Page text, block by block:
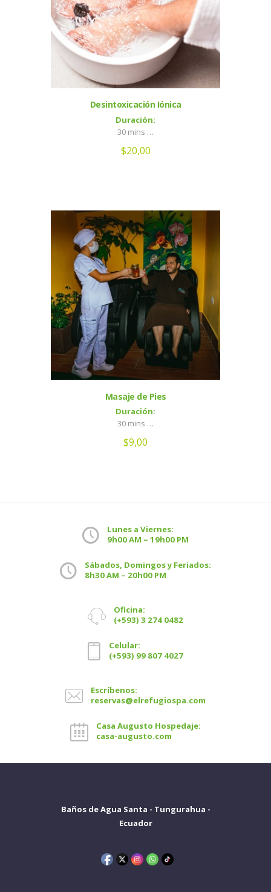
Desintoxicación Iónica
Duración:
30 mins …
$20,00
Masaje de Pies
Duración:
30 mins …
$9,00
Lunes a Viernes:
9h00 AM – 19h00 PM
Sábados, Domingos y Feriados:
8h30 AM – 20h00 PM
Oficina:
(+593) 3 274 0482
Celular:
(+593) 99 807 4027
Escríbenos:
reservas@elrefugiospa.com
Casa Augusto Hospedaje:
casa-augusto.com
Baños de Agua Santa - Tungurahua -
Ecuador